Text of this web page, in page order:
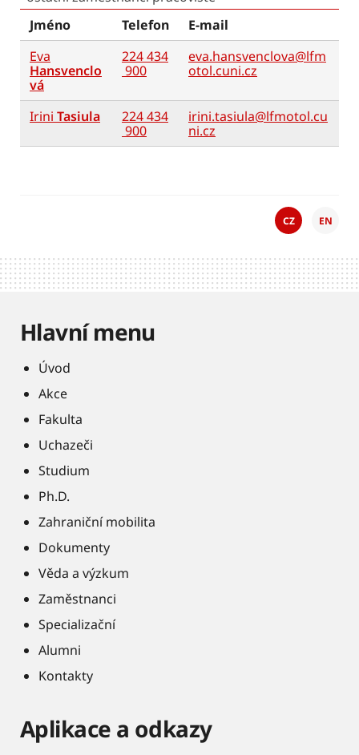
Jméno
Telefon
E-mail
Eva
Hansvenclo
vá
224 434
900
eva.hansvenclova@lfm
otol.cuni.cz
Irini Tasiula
224 434
900
irini.tasiula@lfmotol.cu
ni.cz
CZ EN
Hlavní menu
Úvod
Akce
Fakulta
Uchazeči
Studium
Ph.D.
Zahraniční mobilita
Dokumenty
Věda a výzkum
Zaměstnanci
Specializační
Alumni
Kontakty
Aplikace a odkazy